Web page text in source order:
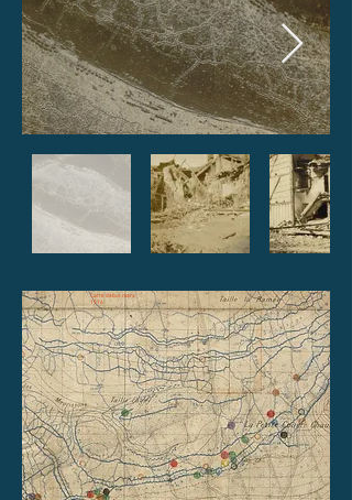
Carte début mars
1916